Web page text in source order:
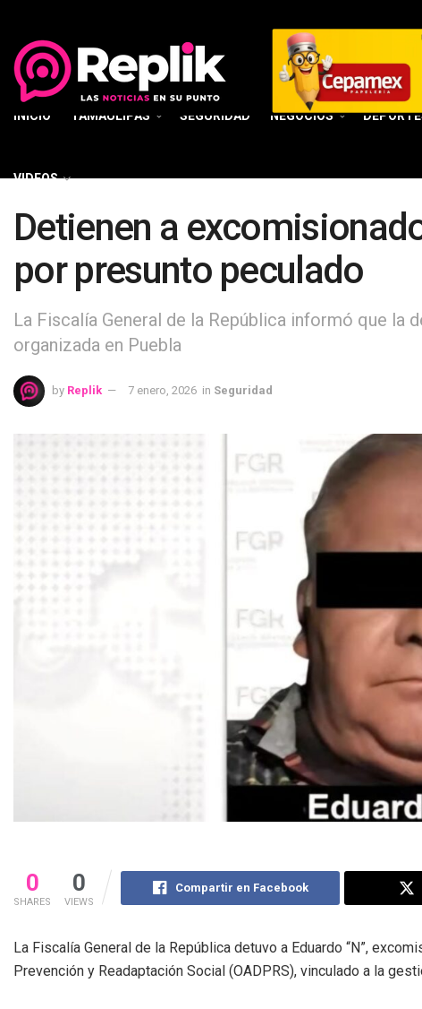
INICIO TAMAULIPAS SEGURIDAD NEGOCIOS
VIDEOS
Detienen a
por presunto peculado
La Fiscalía General de la República informó que la
organizada en Puebla
by Replik 7 enero, 2026 in Seguridad
0
SHARES
0
VIEWS
Compartir en Facebook
La Fiscalía General de la República detuvo a Eduardo “N”,
Prevención y Readaptación Social (OADPRS), vinculado a la